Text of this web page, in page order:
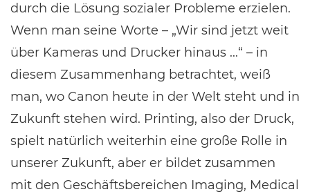
durch die Lösung sozialer Probleme erzielen.
Wenn man seine Worte – „Wir sind jetzt weit
über Kameras und Drucker hinaus ...“ – in
diesem Zusammenhang betrachtet, weiß
man, wo Canon heute in der Welt steht und in
Zukunft stehen wird. Printing, also der Druck,
spielt natürlich weiterhin eine große Rolle in
unserer Zukunft, aber er bildet zusammen
mit den Geschäftsbereichen Imaging, Medical